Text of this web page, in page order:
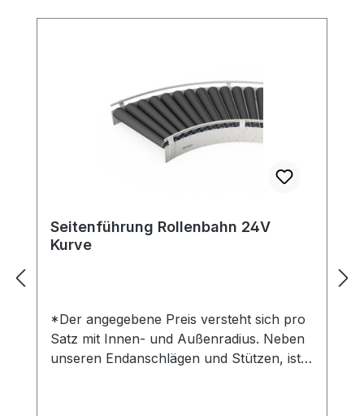
Seitenführung Rollenbahn 24V
Kurve
*Der angegebene Preis versteht sich pro
Satz mit Innen- und Außenradius. Neben
unseren Endanschlägen und Stützen, ist